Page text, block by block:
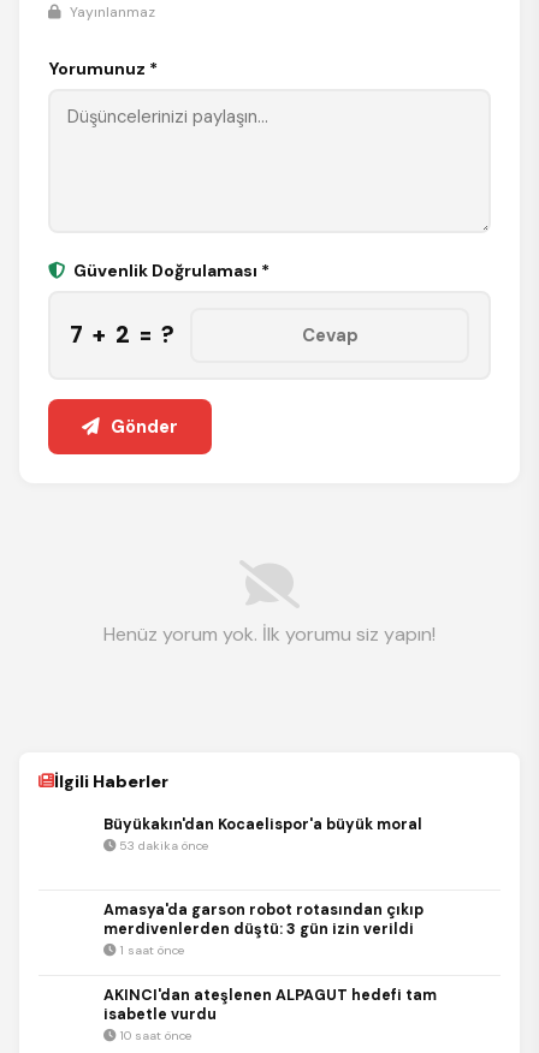
Yayınlanmaz
Yorumunuz *
Güvenlik Doğrulaması *
7 + 2 = ?
Gönder
Henüz yorum yok. İlk yorumu siz yapın!
İlgili Haberler
Büyükakın'dan Kocaelispor'a büyük moral
53 dakika önce
Amasya'da garson robot rotasından çıkıp
merdivenlerden düştü: 3 gün izin verildi
1 saat önce
AKINCI'dan ateşlenen ALPAGUT hedefi tam
isabetle vurdu
10 saat önce